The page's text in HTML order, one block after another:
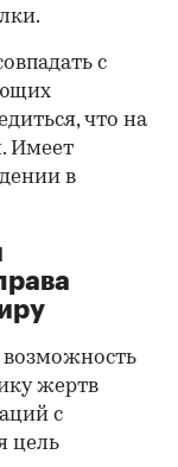
с
что на
Имеет
в
возможность
жертв
с
цель